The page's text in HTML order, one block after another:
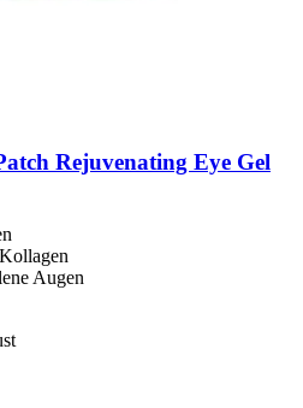
Rejuvenating Eye Gel
Augen